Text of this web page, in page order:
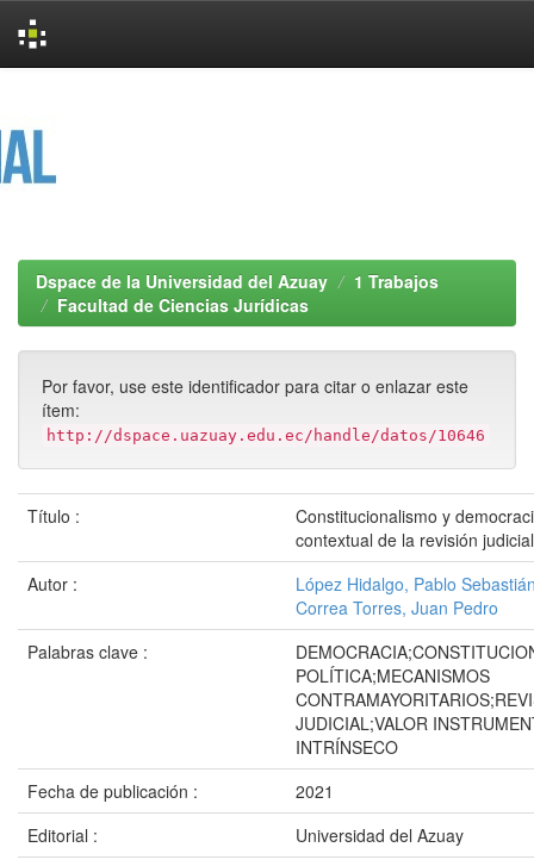
Dspace de la Universidad del Azuay
1 Trabajos
Facultad de Ciencias Jurídicas
Por favor, use este identificador para citar o enlazar este
ítem:
http://dspace.uazuay.edu.ec/handle/datos/10646
Título :
Constitucionalismo y
contextual de la revisión judicial
Autor :
López Hidalgo, Pablo
Correa Torres, Juan Pedro
Palabras clave :
POLÍTICA;MECANISMOS
JUDICIAL;VALOR
INTRÍNSECO
Fecha de publicación :
2021
Editorial :
Universidad del Azuay